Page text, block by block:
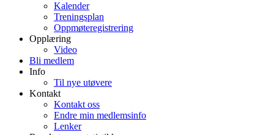
Kalender
Treningsplan
Oppmøteregistrering
Opplæring
Video
Bli medlem
Info
Til nye utøvere
Kontakt
Kontakt oss
Endre min medlemsinfo
Lenker